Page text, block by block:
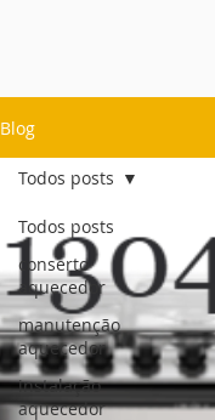
Blog
Todos posts
conserto
aquecedor
manutenção
aquecedor
instalação
aquecedor
Todos posts